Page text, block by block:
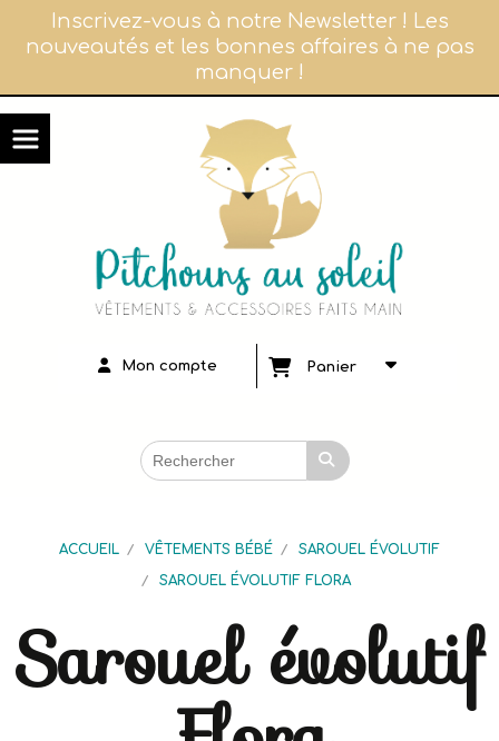
Inscrivez-vous à notre Newsletter ! Les
nouveautés et les bonnes affaires à ne pas
manquer !
Mon compte Panier
ACCUEIL VÊTEMENTS BÉBÉ
SAROUEL ÉVOLUTIF
SAROUEL ÉVOLUTIF FLORA
Sarouel évolutif
Panneau de gestion des cookies